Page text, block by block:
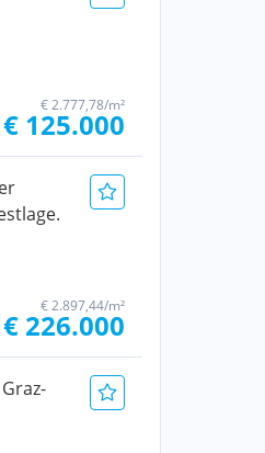
€ 2.777,78/m²
€ 125.000
€ 2.897,44/m²
€ 226.000